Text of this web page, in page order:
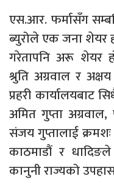
एस.आर. फर्मासँग
ब्युरोले एक जना शेयर
गरेतापनि अरू शेयर
श्रुति अग्रवाल र
प्रहरी कार्यालयबाट
अमित गुप्ता
संजय गुप्तालाई
काठमाडौं र
कानुनी राज्यको